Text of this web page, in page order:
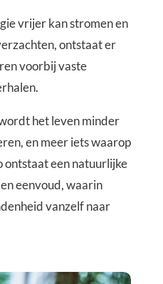
vrijer kan stromen en
ontstaat er
voorbij vaste
het leven minder
en meer iets waarop
ontstaat een natuurlijke
eenvoud, waarin
vanzelf naar